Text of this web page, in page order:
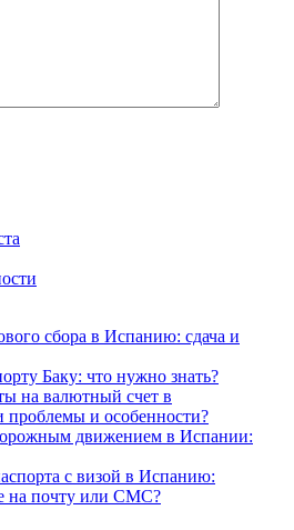
сбора в Испанию: сдача и
Баку: что нужно знать?
на валютный счет в
проблемы и особенности?
движением в Испании:
с визой в Испанию:
на почту или СМС?